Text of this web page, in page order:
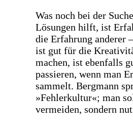
Was noch bei der
Lösungen hilft, ist
die Erfahrung anderer
ist gut für die
machen, ist ebenfalls
passieren, wenn man
sammelt. Bergmann
»Fehlerkultur«; man
vermeiden, sondern